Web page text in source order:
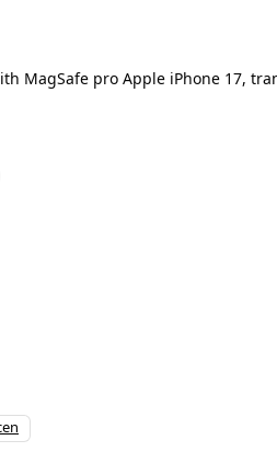
MagSafe pro Apple iPhone 17,